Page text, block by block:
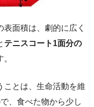
面積は、劇的に広く
テニスコート1面分の
ことは、生命活動を維
、食べた物から少し